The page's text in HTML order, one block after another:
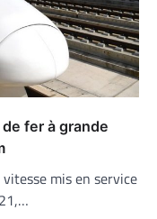
fer à grande
mis en service